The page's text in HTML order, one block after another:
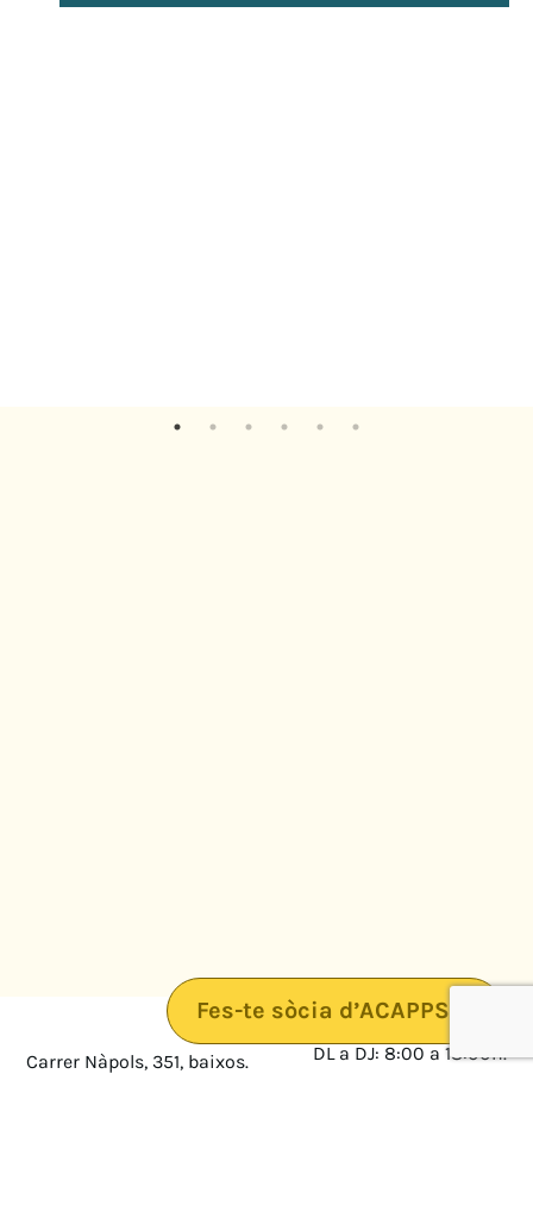
Fes-te sòcia d’ACAPPS
Carrer Nàpols, 351, baixos.
08025 · Barcelona
DL a DJ: 8:00 a 18:00h.